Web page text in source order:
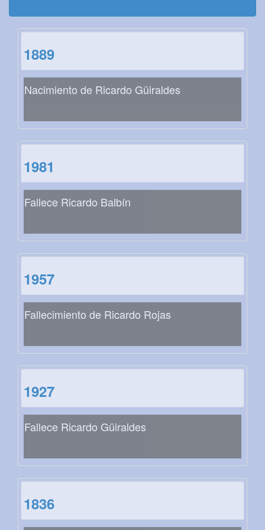
1889
Nacimiento de Ricardo Güiraldes
1981
Fallece Ricardo Balbín
1957
Fallecimiento de Ricardo Rojas
1927
Fallece Ricardo Güiraldes
1836